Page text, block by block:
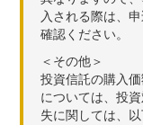
入される際は、
確認ください。
＜その他＞
投資信託の購入
については、投
失に関しては、以